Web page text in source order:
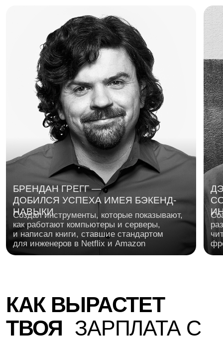
ЭКСПЕРТЫ ИНДУСТРИИОПЫТНЫЕ ПРЕПОДАВАТЕЛИ
ГЕОРГИЙ СОЛОВЬЕВ
Предприниматель, основатель Skyeng.
Поможет прокачать предпринимательское
мышление: как находить сильную идею,
проверять гипотезы и превращать обучение
и технологии в продукт, которым хочется
пользоваться каждый день
ОСНОВАЛ SKYENG —
КРУПНУЮ EDTECH-
КОМПАНИЮ
ПОСТРОИЛ КУЛЬТУРУ:
ТЕСТОВ, ИТЕРАЦИЙ И
ОСНОВАЛ
СЕРВИС
АНАЛИТИКИ
ГЕРМАН
Основатель
мира
тайм-
энергией,
выгорания
ПРОГРАММА
ФАКУЛЬТЕТА